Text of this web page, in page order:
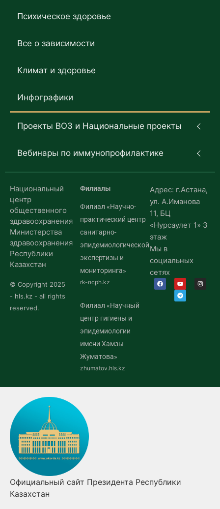
Психическое здоровье
Все о зависимости
Климат и здоровье
Инфографики
Проекты ВОЗ и Национальные проекты
Вебинары по иммунопрофилактике
Национальный
центр
общественного
здравоохранения
Министерства
здравоохранения
Республики
Казахстан
© Copyright 2025
- hls.kz - all rights
reserved.
Филиалы
Филиал «Научно-
практический центр
санитарно-
эпидемиологической
экспертизы и
мониторинга»
rk-ncph.kz
Филиал «Научный
центр гигиены и
эпидемиологии
имени Хамзы
Жуматова»
zhumatov.hls.kz
Адрес: г.Астана,
ул. А.Иманова
11, БЦ
«Нурсаулет 1» 3
этаж
Мы в
социальных
сетях
Правительство Республики Казахстан